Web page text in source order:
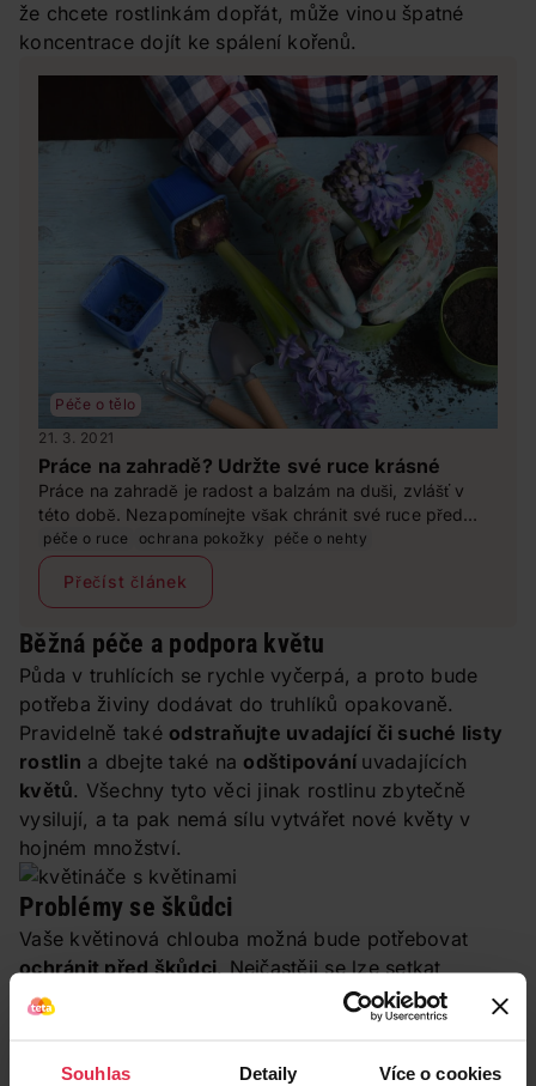
Souhlas Detaily Více o cookies
že chcete rostlinkám dopřát, může vinou špatné
koncentrace dojít ke spálení kořenů.
Péče o tělo
21. 3. 2021
Práce na zahradě? Udržte své ruce krásné
Práce na zahradě je radost a balzám na duši, zvlášť v
této době. Nezapomínejte však chránit své ruce před
zbytečným poškozením. Jak o ně správně pečovat, aby
zůstaly i v zahradnické sezóně krásné a hebké? Máme
pro vás 6 účinných rad.
péče o ruce ochrana pokožky péče o nehty
Přečíst článek
Běžná péče a podpora květu
Půda v truhlících se rychle vyčerpá, a proto bude
potřeba živiny dodávat do truhlíků opakovaně.
Pravidelně také odstraňujte uvadající či suché listy
rostlin a dbejte také na odštipování uvadajících
květů. Všechny tyto věci jinak rostlinu zbytečně
vysilují, a ta pak nemá sílu vytvářet nové květy v
hojném množství.
Problémy se škůdci
Vaše květinová chlouba možná bude potřebovat
ochránit před škůdci. Nejčastěji se lze setkat
s mšicemi a molicemi, jejichž výskyt odhalíme díky
. Účinnou zbraní proti nim